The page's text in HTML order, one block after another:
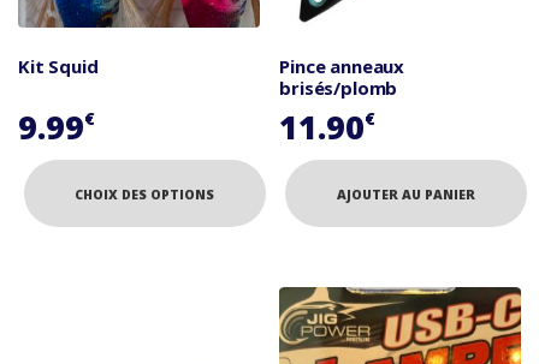
Kit Squid
9.99€
CHOIX DES OPTIONS
Pince anneaux
brisés/plomb
11.90€
AJOUTER AU PANIER